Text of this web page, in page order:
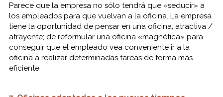
Parece que la empresa no sólo tendrá que «seducir» a
los empleados para que vuelvan a la oficina. La empresa
tiene la oportunidad de pensar en una oficina, atractiva /
atrayente; de reformular una oficina «magnética» para
conseguir que el empleado vea conveniente ir a la
oficina a realizar determinadas tareas de forma más
eficiente.